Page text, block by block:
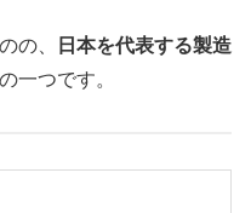
の、
日本を代表する製造
一つです。